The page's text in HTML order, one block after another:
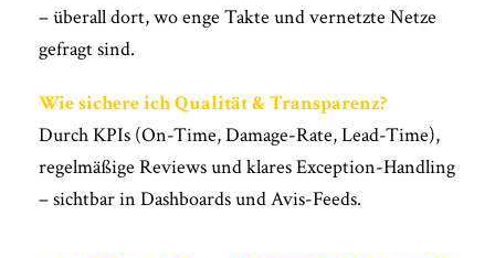
– überall dort, wo enge Takte und vernetzte Netze
gefragt sind.
Wie sichere ich Qualität & Transparenz?
Durch KPIs (On-Time, Damage-Rate, Lead-Time),
regelmäßige Reviews und klares Exception-Handling
– sichtbar in Dashboards und Avis-Feeds.